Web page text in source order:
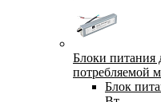
Блоки питания
потребляемой
Блок